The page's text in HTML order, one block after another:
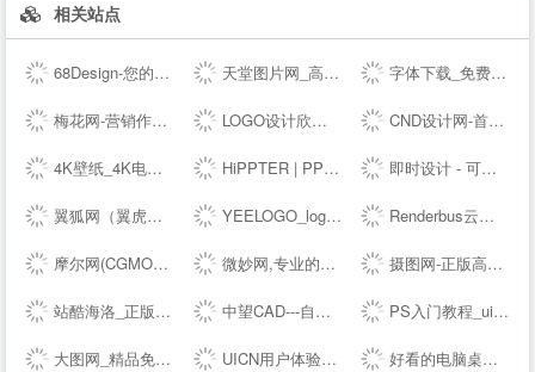
相关站点
68Design-您的线上设计部，找设计师远程工作专业平台 天堂图片网_高清无水印图片大全，唯美图片、桌面壁纸、高清图片素材大全 字体下载_免费字体下载_商用字体设计定制--字魂网
梅花网-营销作品宝库 LOGO设计欣赏_国外标志设计欣赏 - LOGO圈 CND设计网-首席设计师网络媒体,为设计师提供有效的传播和服务,设计网络首选品牌,设计网络首选品牌
4K壁纸_4K电脑壁纸_4K高清壁纸下载_4K,5K,6K,7K,8K壁纸图片素材_彼岸图网 HiPPTER | PPT资源导航 | PPT模板图表等设计素材免费下载 即时设计 - 可实时协作的专业 UI 设计工具
翼狐网（翼虎网）-学设计，上翼狐！ YEELOGO_logo在线制作 Renderbus云渲染农场-海量机器云渲染平台,高效3D云渲染服务
摩尔网(CGMOL),3D模型免费共享,--交易平台,设计师互动平台,分享改变未来 微妙网,专业的动画师、特效师、CG模型设计师网站！ - wmiao.com 摄图网-正版高清图片免费下载_商用设计素材图库
站酷海洛_正版图片_视频_字体_音乐素材交易平台_站酷旗下品牌 中望CAD---自主研发的二三维CAD软件机械设计制图软件免费下载及初学入门教程 PS入门教程_ui设计教程_淘宝美工教程_电商设计_设计教程_设计素材_字体下载_设计先锋网
大图网_精品免费素材共享平台www.daimg.com UICN用户体验设计平台 好看的电脑桌面壁纸_高清壁纸下载-壁纸图片大全